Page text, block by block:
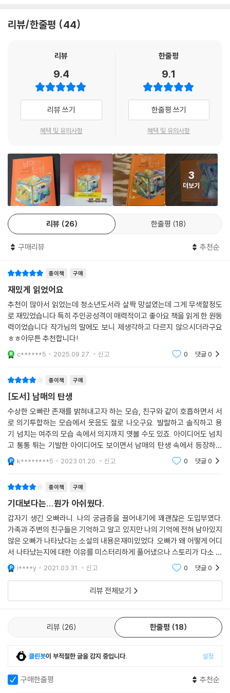
만들어 낸 에디슨이다. 내가 그 뜻을 기려, 그의 반의, 반의, 반만이라도 닮
을 수 있었다면 좋을 뻔했다. 그랬다면 적어도 300번은 다시 일어설 수 있
었을 테니 말이다.
--- p.127
303호. 병실 문 앞에 붙어 있는 명패가 똑똑히 보였다. 백도진. 정말 신분
하나만은 확실한 놈이다. 새삼스레 감탄하며 조심스럽게 병실 문을 열었
--- p.164
인정한다. 나는 무모하고 즉흥적이다. 기다리느니 찾아가는 게 좋고, 인내
하느니 용기 내는 게 쉽다.
--- p.191
그 말은 전혀 특별하거나 의미 있지 않았다. 그냥 하루에도 몇 번씩 하는 통
상적인 인사말일 뿐이었다. 그럼에도 그 말이야말로 이 순간에 가장 적절
방문을 닫으며, 아빠에게 들리지 않을 정도로 뻐끔대며 말했다. “안녕, 오
빠.”
--- p.230
세상에는 대부분의 상황을 무마시켜 줄 수 있는 마법 같은 문장이 두 개 있
다. 가장 보편적으로 쓰이는 문장은 이것이다. ‘기억이 안 나요.’ 그리고 다
른 하나는 이것이다. “우연이었어요.”
--- p.309
“꿈에라도 다시는 만나지 말자. 마지막에 이렇게 말했어.”
--- p.316
여름 방학 첫날, 지금까지 외동으로 살아온 고등학생 백유진에게 이전까지
예 불가능한 일은 아니다. 하지만 유진의 오빠로 등장한 ‘백도진’은 납득할
당하다 못해 기절초풍할 만한 믿을 수 없는 일이 이미 벌어진 상황에서 유
진의 선택은 적극적인 돌파다. 유진은 인간인지도 불분명한 미스터리한 오
빠의 정체를 파헤치고자 자기만의 방식으로 끝없이 도전한다.
충격적인 첫 등장에 비해 백도진은 거실 소파에 드러누워 온종일 TV만 보
과감한 시도들을 감행한다. 답답한 구석 없이 씩씩하고 시원시원하게 밀고
나가는 유진의 성격은 청소년 심사위원단의 공감을 얻어 내며 열렬한 호응
을 받았다. 넘어지고 부딪쳐도 툭툭 털고 다시 일어나는 유진은 누구나 저
절로 응원하고 싶을 만한 강인한 주인공이다.
출간을 앞두고 원고를 다시 보니 어느 날 갑자기 생긴 오빠를 물리치기 위
한 유진이의 여정 자체보다 더 주목되는 것이 있었습니다. 바로 유진이의
을 실패해도 다시 일어나는 강인함, 어떤 상황에도 잃지 않는 웃음과 주변
서
9월 모의고사를 치른 뒤 해방감을 느끼고자 들른 중학교 동창회에서 유진
은 자기와 마찬가지로 어느 날 갑자기 누나가 생겼다는 서강일을 만난다.
같은 날, 절친한 친구 연실이와 또 다른 친구 윤성현을 뜻밖에 아군으로 얻
으며 이야기는 새로운 국면을 맞이한다. 기운차고 생명력 넘치는 네 사람
은 수상한 오빠와 누나의 정체를 밝히고자 힘을 모은다. 주인공 유진의 솔
직하고 대담한 매력에 더해 개성 있는 조연들까지 한데 모여 같은 목표를
이루고자 함께 달려 나가는 활극은 발랄한 재미와 통쾌한 쾌감을 선사한
다. 특히 저마다의 생각과 통통 튀는 기발한 아이디어로 똘똘 뭉쳐 이야기
를 이끄는 네 사람이 주고받는 대화는 청소년 심사위원들에게 “일상생활
에서 실제로 우리들이 나누는 대화 같다”는 평을 여럿 들을 만큼 실감 나게
펼쳐지며 넘치는 현장감을 더해 준다.
판타지와 일상의 경계를 허문, 발랄하고 명랑한 미스터리 소설!
스마트폰으로 ‘읽는’ 요즘 세대를 끌어당긴 강한 흡인력,
요즘 ‘애들’은 책을 읽지 않는다고들 한다. 아니, 그렇지 않다. 웹소설부터
SNS에 이르기까지, 청소년은 늘 읽고 있다. 어쩌면 과거의 청소년들보다
더 많이 읽고 있는지도 모른다. ― 이현(동화작가), 심사평 중에서
진짜 중고등학생들의 마음을 사로잡는 이야기는 어떤 걸까? 지금의 십 대
들은 고전적인 책의 형태에서 나아가 스마트폰으로 ‘읽는’ 세대다. 오히려
예전보다 더 다양한 장르를 섭렵하며 끊임없이 읽고 있다. 웹드라마를 집
필하고 스릴러 장편 소설을 출간한 바 있는 안세화 작가의 경쾌하고 독창
적인 화법은 청소년들이 재미를 느끼기에 안성맞춤인 특성을 골고루 지녔
‘몰입감’이다. “한 편의 영화 같다” “가상 현실 게임 속 주인공이 된 기분이
다” “야자 시간에 단숨에 다 읽어 버렸다”와 같이 입을 모아 작품의 강렬한
기를 거듭한다. ‘형제가 있었으면 좋겠다’는 단순하고 소소한 바람에서 시
리뷰/한줄평 44
리뷰
9.4
리뷰 쓰기
혜택 및 유의사항
한줄평
9.1
한줄평 쓰기
혜택 및 유의사항
3
더보기
리뷰 26 한줄평 18
구매리뷰 추천순
종이책 구매
재밌게 읽었어요
추천이 많아서 읽었는데 청소년도서라 살짝 망설였는데 그게 무색할정도
로 재밌었습니다 특히 주인공성격이 매력적이고 좋아요 책을 읽게 한 원동
력이었습니다 작가님의 말에도 보니 제생각하고 다르지 않으시더라구요
ㅎㅎ아무튼 추천합니다!
c******5 2025.09.27. 신고 0 댓글0
종이책 구매
[도서] 남매의 탄생
수상한 오빠란 존재를 밝혀내고자 하는 모습, 친구와 같이 호흡하면서 서
로 의기투합하는 모습에서 웃음도 절로 나오구요. 발랄하고 솔직하고 용
기 넘치는 여주의 모습 속에서 의지까지 엿볼 수도 있죠. 아이디어도 넘치
고 통통 튀는 기발한 아이디어도 보이면서 남매의 탄생 속에서 등장하는
친구들과 갑자기 나타난 오빠와 누나의 관계도 재미나고, 동생들의 상상력
도 재미나고,
k********5 2023.01.20. 신고 0 댓글0
종이책 구매
기대보다는...뭔가 아쉬웠다.
갑자기 생긴 오빠라니. 나의 궁금증을 끌어내기에 꽤괜찮은 도입부였다.
가족과 주변의 친구들은 기억하고 알고 있지만 나의 기억에 전혀 남아있지
않은 오빠가 나타났다는 소설의 내용은재미있었다. 오빠가 왜 어떻게 어디
서 나타났는지에 대한 이유를 미스터리하게 풀어냈으나 스토리가 다소 약
하게 느껴졌다. 주인공이 그렇게 궁금해하던 오빠의 비밀이 드러났을때에
도 뭔가 허탈한
i****y 2021.03.31. 신고 0 댓글0
리뷰 전체보기
리뷰 26 한줄평 18
클린봇이 부적절한 글을 감지 중입니다. 설정
구매한줄평 추천순